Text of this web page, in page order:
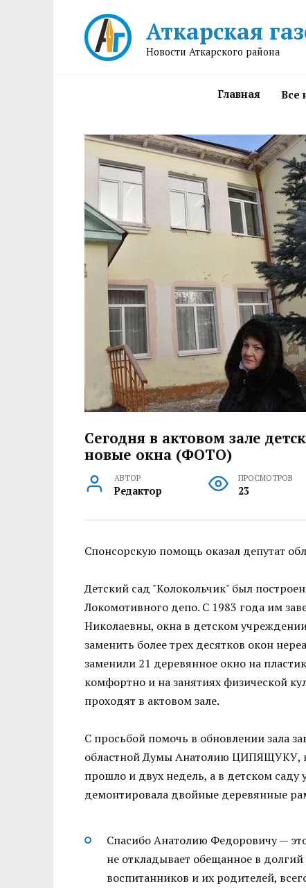
Аткарская
Новости Аткарского района
Главная Все
Сегодня в актовом зале
новые окна (ФОТО)
АВТОР
Редактор
ПРОСМОТРОВ
23
Спонсорскую помощь оказал депутат
Детский сад "Колокольчик" был
Локомотивного депо. С 1983 года им
Николаевны, окна в детском
заменить более трех десятков окон
заменили 21 деревянное окно на
комфортно и на занятиях физической
проходят в актовом зале.
С просьбой помочь в обновлении зала
областной Думы Анатолию ЦИПЯЩУКУ,
прошло и двух недель, а в детском саду
демонтировала двойные деревянные
Спасибо Анатолию Федоровичу —
не откладывает обещанное в
воспитанников и их родителей,